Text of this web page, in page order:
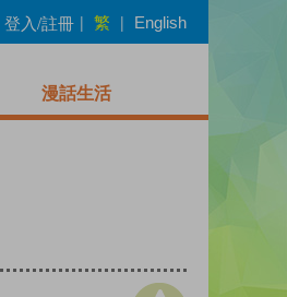
登入/註冊 | 繁 | English
漫話生活